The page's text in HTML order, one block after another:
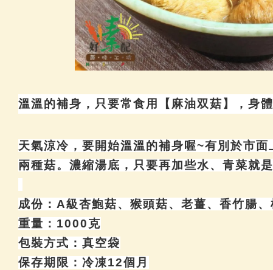
溫溫的補身，只要常食用【麻油双菇】，身
天氣涼冷，要開始溫溫的補身喔~有別於市面
兩種菇。濃縮湯底，只要再加些水、青菜就
成份： A級杏鮑菇、猴頭菇、老薑、香竹腸、
重量： 1000克
包裝方式：真空袋
保存期限：冷凍12個月